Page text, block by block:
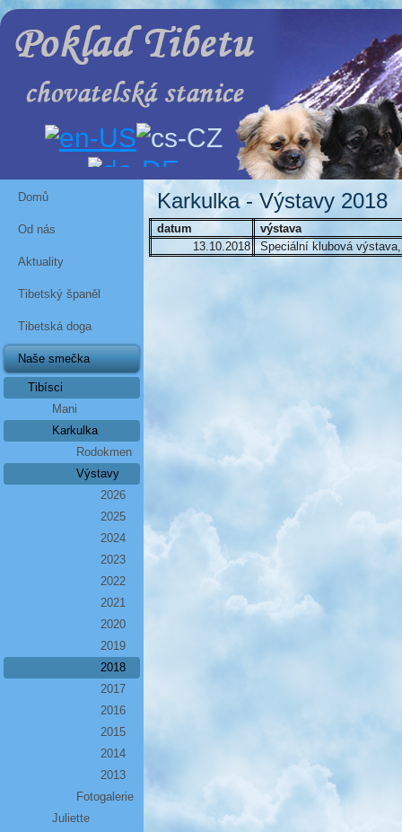
Domů
Od nás
Aktuality
Tibetský španěl
Tibetská doga
Naše smečka
Tibísci
Mani
Karkulka
Rodokmen
Výstavy
2026
2025
2024
2023
2022
2021
2020
2019
2018
2017
2016
2015
2014
2013
Fotogalerie
Juliette
Karkulka - Výstavy 2018
datum
výstava
13.10.2018 Speciální klubová